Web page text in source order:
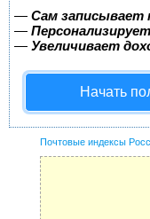
— Сам записывает
—
— Увеличивает
Начать
Почтовые индексы